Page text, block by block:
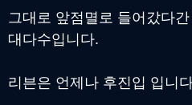
그대로 앞점멸로 들어갔다
대다수입니다.
리븐은 언제나 후진입 입니